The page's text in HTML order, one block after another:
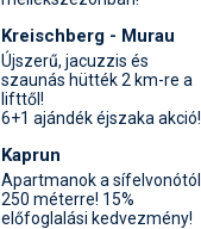
Kreischberg - Murau
Újszerű, jacuzzis és
szaunás hütték 2 km-re a
lifttől!
6+1 ajándék éjszaka akció!
Kaprun
Apartmanok a sífelvonótól
250 méterre! 15%
előfoglalási kedvezmény!